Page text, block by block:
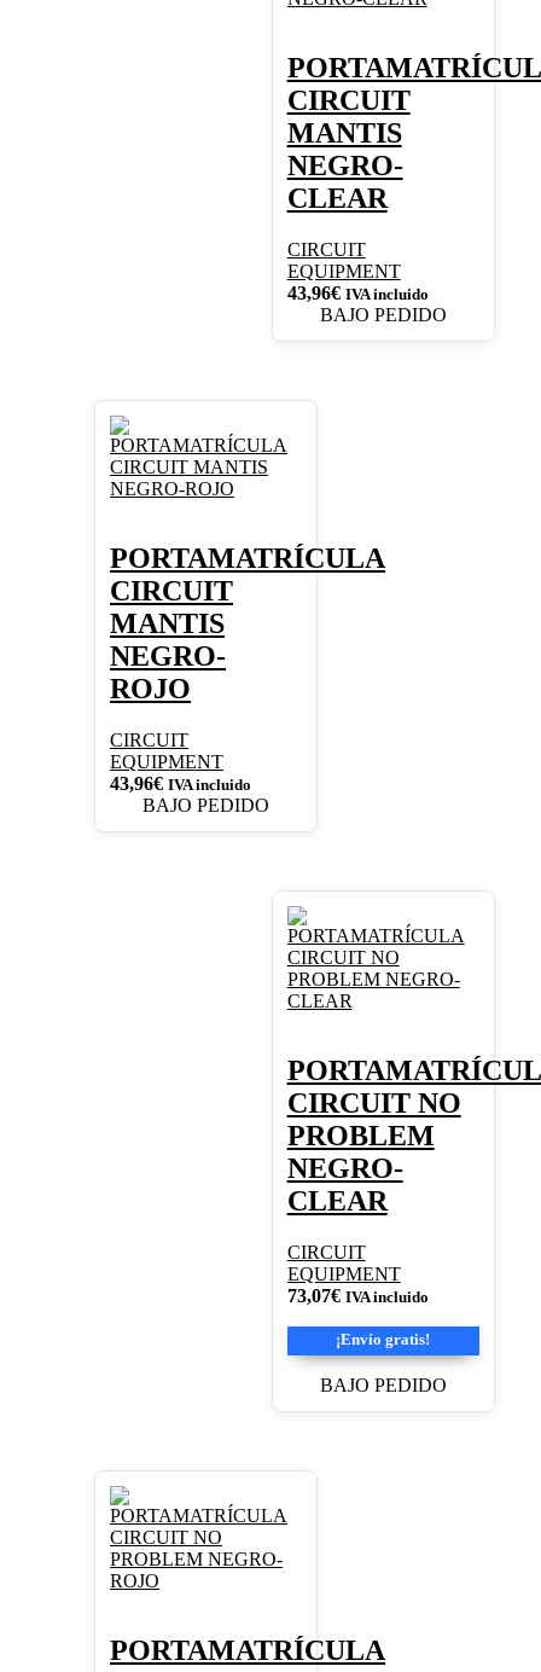
CIRCUIT
MANTIS
NEGRO-
CLEAR
CIRCUIT
EQUIPMENT
43,96€ IVA incluido
BAJO PEDIDO
PORTAMATRÍCULA
CIRCUIT
MANTIS
NEGRO-
ROJO
CIRCUIT
EQUIPMENT
43,96€ IVA incluido
BAJO PEDIDO
CIRCUIT NO
PROBLEM
NEGRO-
CLEAR
CIRCUIT
EQUIPMENT
73,07€ IVA incluido
¡Envío gratis!
BAJO PEDIDO
PORTAMATRÍCULA